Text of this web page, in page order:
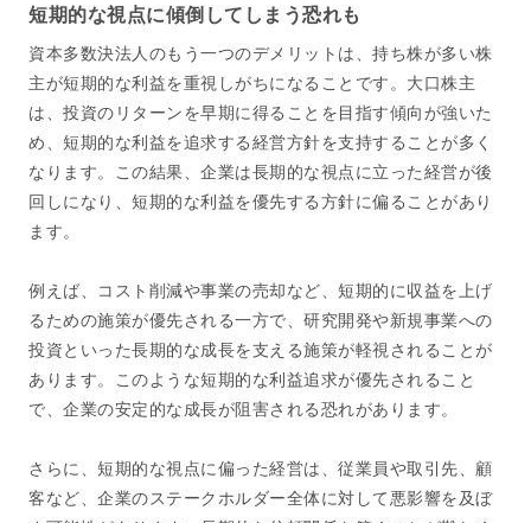
短期的な視点に傾倒してしまう恐れも
資本多数決法人のもう一つのデメリットは、持ち株が多い株
主が短期的な利益を重視しがちになることです。大口株主
は、投資のリターンを早期に得ることを目指す傾向が強いた
め、短期的な利益を追求する経営方針を支持することが多く
なります。この結果、企業は長期的な視点に立った経営が後
回しになり、短期的な利益を優先する方針に偏ることがあり
ます。
例えば、コスト削減や事業の売却など、短期的に収益を上げ
るための施策が優先される一方で、研究開発や新規事業への
投資といった長期的な成長を支える施策が軽視されることが
あります。このような短期的な利益追求が優先されること
で、企業の安定的な成長が阻害される恐れがあります。
さらに、短期的な視点に偏った経営は、従業員や取引先、顧
客など、企業のステークホルダー全体に対して悪影響を及ぼ